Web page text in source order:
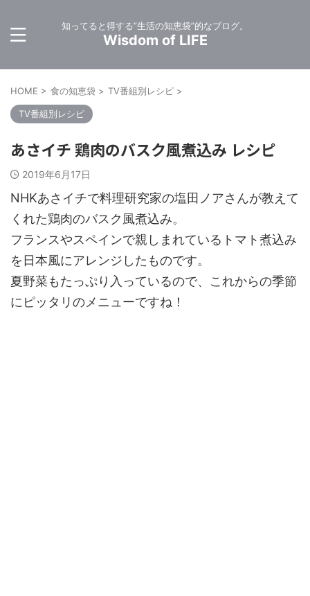
知ってると得する”生活の知恵袋”的なブログ。
Wisdom of LIFE
HOME > 食の知恵袋 > TV番組別レシピ >
TV番組別レシピ
あさイチ 鶏肉のバスク風煮込み レシピ
2019年6月17日
NHKあさイチで料理研究家の塩田ノアさんが教えて
くれた鶏肉のバスク風煮込み。
フランスやスペインで親しまれているトマト煮込み
を日本風にアレンジしたものです。
夏野菜もたっぷり入っているので、これからの季節
にピッタリのメニューですね！